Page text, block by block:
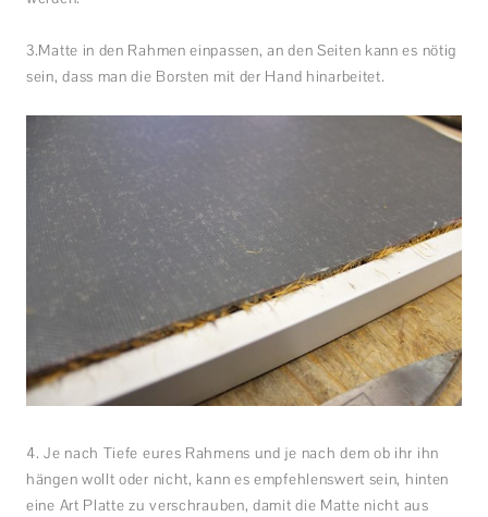
3.Matte in den Rahmen einpassen, an den Seiten kann es nötig
sein, dass man die Borsten mit der Hand hinarbeitet.
4. Je nach Tiefe eures Rahmens und je nach dem ob ihr ihn
hängen wollt oder nicht, kann es empfehlenswert sein, hinten
eine Art Platte zu verschrauben, damit die Matte nicht aus